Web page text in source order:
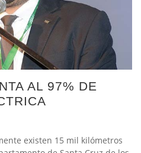
AL 97% DE
existen 15 mil kilómetros